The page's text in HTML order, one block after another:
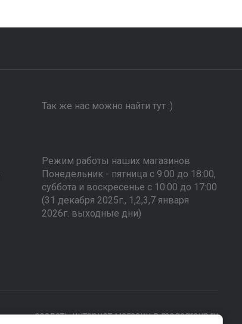
Так же нас можно найти тут :)
Режим работы наших магазинов
Понедельник - пятница с 9:00 до 18:00,
суббота и воскресенье с 10:00 до 17:00
(31 декабря 2025г., 1,2,3,7 января
2026г. выходные дни)
создать интернет магазинв megagroup.ru